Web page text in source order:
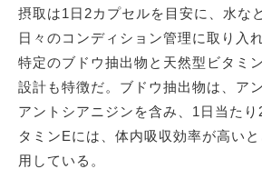
摂取は1日2カプセルを目安に、水な
日々のコンディション管理に取り入
特定のブドウ抽出物と天然型ビタミ
設計も特徴だ。ブドウ抽出物は、ア
アントシアニジンを含み、1日当た
タミンEには、体内吸収効率が高い
用している。